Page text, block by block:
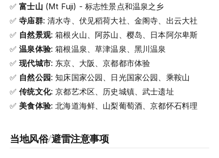
✅富士山 (Mt Fuji) - 标志性景点和温泉之乡
✅寺庙群: 清水寺、伏见稻荷大社、金阁寺、出云大社
✅ 自然景观: 箱根火山、阿苏山、樱岛、日本阿尔卑斯
✅温泉体验: 箱根温泉、草津温泉、黑川温泉
✅现代城市: 东京、大阪、京都都市体验
✅ 自然公园: 知床国家公园、日光国家公园、乘鞍山
✅传统文化: 京都艺术区、历史城镇、武士遗址
✅ 美食体验: 北海道海鲜、山梨葡萄酒、京都怀石料理
当地风俗/避雷注意事项